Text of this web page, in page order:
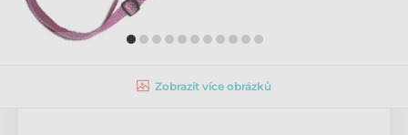
Zobrazit více obrázků